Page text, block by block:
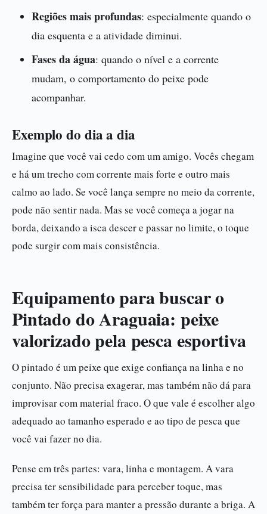
Regiões mais profundas: especialmente quando o
dia esquenta e a atividade diminui.
Fases da água: quando o nível e a corrente
mudam, o comportamento do peixe pode
acompanhar.
Exemplo do dia a dia
Imagine que você vai cedo com um amigo. Vocês chegam
e há um trecho com corrente mais forte e outro mais
calmo ao lado. Se você lança sempre no meio da corrente,
pode não sentir nada. Mas se você começa a jogar na
borda, deixando a isca descer e passar no limite, o toque
pode surgir com mais consistência.
Equipamento para buscar o
Pintado do Araguaia: peixe
valorizado pela pesca esportiva
O pintado é um peixe que exige confiança na linha e no
conjunto. Não precisa exagerar, mas também não dá para
improvisar com material fraco. O que vale é escolher algo
adequado ao tamanho esperado e ao tipo de pesca que
você vai fazer no dia.
Pense em três partes: vara, linha e montagem. A vara
precisa ter sensibilidade para perceber toque, mas
também ter força para manter a pressão durante a briga. A